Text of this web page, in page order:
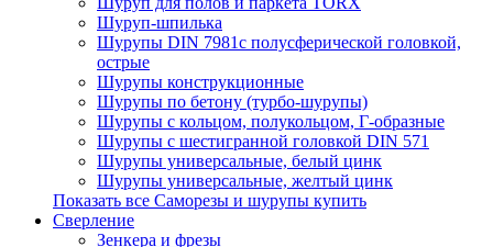
Шуруп-шпилька
Шурупы DIN 7981с полусферической головкой,
острые
Шурупы конструкционные
Шурупы по бетону (турбо-шурупы)
Шурупы с кольцом, полукольцом, Г-образные
Шурупы с шестигранной головкой DIN 571
Шурупы универсальные, белый цинк
Шурупы универсальные, желтый цинк
Показать все Саморезы и шурупы купить
Сверление
Зенкера и фрезы